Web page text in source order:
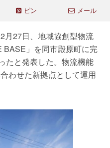
ピン メール
月27日、地域協創型物流
BASE」を同市殿原町に完
たと発表した。物流機能
わせた新拠点として運用